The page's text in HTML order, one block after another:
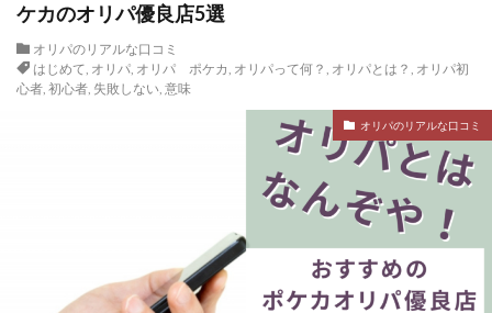
ケカのオリパ優良店5選
オリパのリアルな口コミ
はじめて, オリパ, オリパ ポケカ, オリパって何？ , オリパとは？ , オリパ初
心者, 初心者, 失敗しない, 意味
オリパのリアルな口コミ